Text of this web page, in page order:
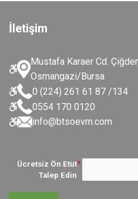
İletişim
Mustafa Karaer Cd.
Osmangazi/Bursa
0 (224) 261 61 87 /134
0554 170 0120
info@btsoevm.com
Ücretsiz Ön Etüt
Talep Edin